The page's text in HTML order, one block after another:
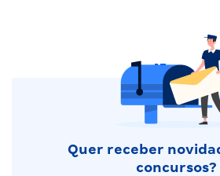
Quer receber
concursos?